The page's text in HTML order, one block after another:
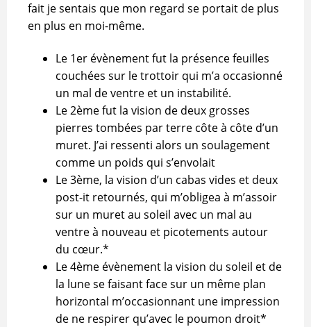
fait je sentais que mon regard se portait de plus
en plus en moi-même.
Le 1er évènement fut la présence feuilles
couchées sur le trottoir qui m’a occasionné
un mal de ventre et un instabilité.
Le 2ème fut la vision de deux grosses
pierres tombées par terre côte à côte d’un
muret. J’ai ressenti alors un soulagement
comme un poids qui s’envolait
Le 3ème, la vision d’un cabas vides et deux
post-it retournés, qui m’obligea à m’assoir
sur un muret au soleil avec un mal au
ventre à nouveau et picotements autour
du cœur.*
Le 4ème évènement la vision du soleil et de
la lune se faisant face sur un même plan
horizontal m’occasionnant une impression
de ne respirer qu’avec le poumon droit*